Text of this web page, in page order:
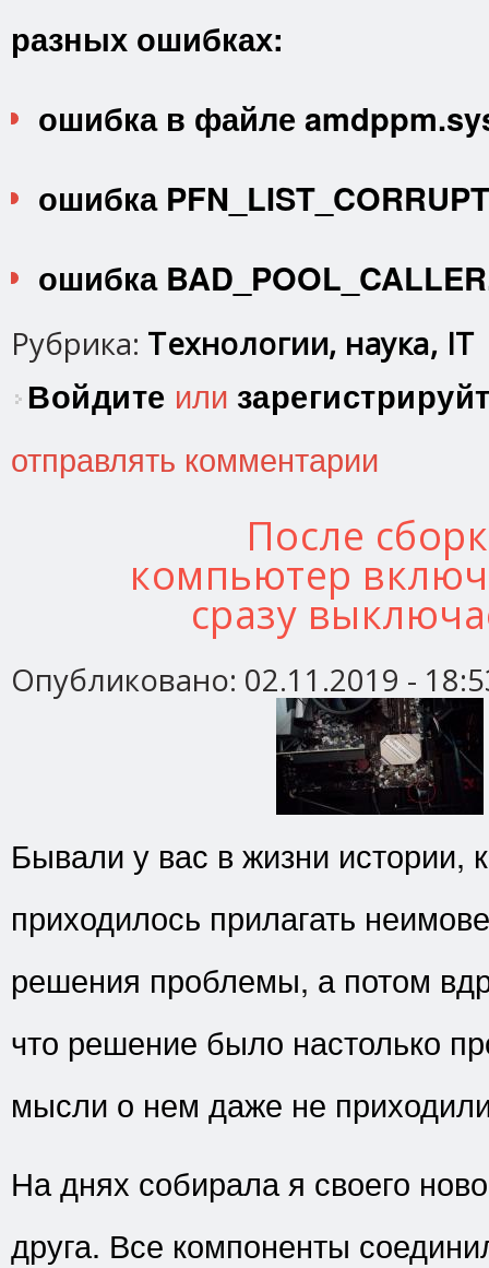
разных ошибках:
ошибка в файле
ошибка
ошибка
Рубрика: Технологии, наука, IT
Войдите или
отправлять комментарии
После
компьютер
сразу
Опубликовано: 02.11.2019 -
Бывали у вас в жизни истории,
приходилось прилагать
решения проблемы, а потом
что решение было настолько
мысли о нем даже не
На днях собирала я своего
друга. Все компоненты